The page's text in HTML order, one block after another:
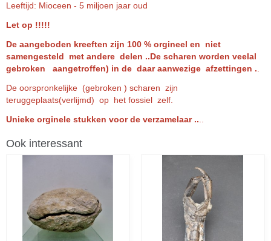
Leeftijd: Mioceen - 5 miljoen jaar oud
Let op !!!!!
De aangeboden kreeften zijn 100 % orgineel en niet
samengesteld met andere delen ..De scharen worden veelal
gebroken aangetroffen) in de daar aanwezige afzettingen .
De oorspronkelijke (gebroken ) scharen zijn
teruggeplaats(verlijmd) op het fossiel zelf.
Unieke orginele stukken voor de verzamelaar ..
Ook interessant